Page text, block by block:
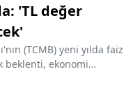
'TL değer
(TCMB) yeni yılda faiz
beklenti, ekonomi